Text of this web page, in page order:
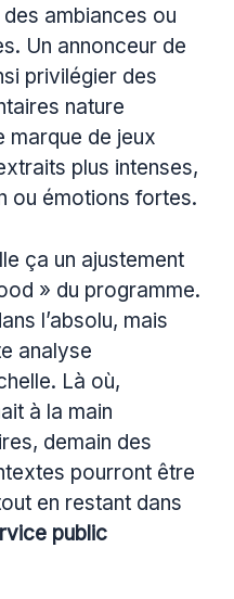
ambiances ou
Un annonceur de
privilégier des
nature
marque de jeux
plus intenses,
ou émotions fortes.
ça un ajustement
» du programme.
l’absolu, mais
analyse
Là où,
à la main
demain des
pourront être
en restant dans
public